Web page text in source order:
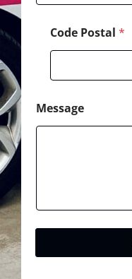
Code Postal *
Message